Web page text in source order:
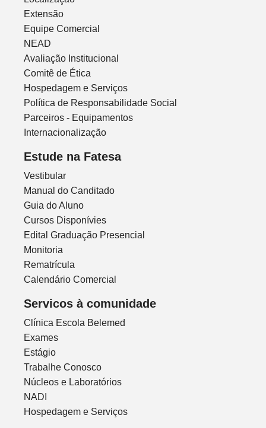
Extensão
Equipe Comercial
NEAD
Avaliação Institucional
Comitê de Ética
Hospedagem e Serviços
Política de Responsabilidade Social
Parceiros - Equipamentos
Internacionalização
Estude na Fatesa
Vestibular
Manual do Canditado
Guia do Aluno
Cursos Disponívies
Edital Graduação Presencial
Monitoria
Rematrícula
Calendário Comercial
Servicos à comunidade
Clínica Escola Belemed
Exames
Estágio
Trabalhe Conosco
Núcleos e Laboratórios
NADI
Hospedagem e Serviços